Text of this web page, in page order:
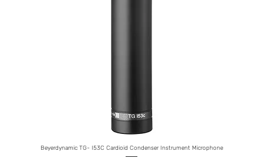
Beyerdynamic TG- I53C Cardioid Condenser Instrument Microphone